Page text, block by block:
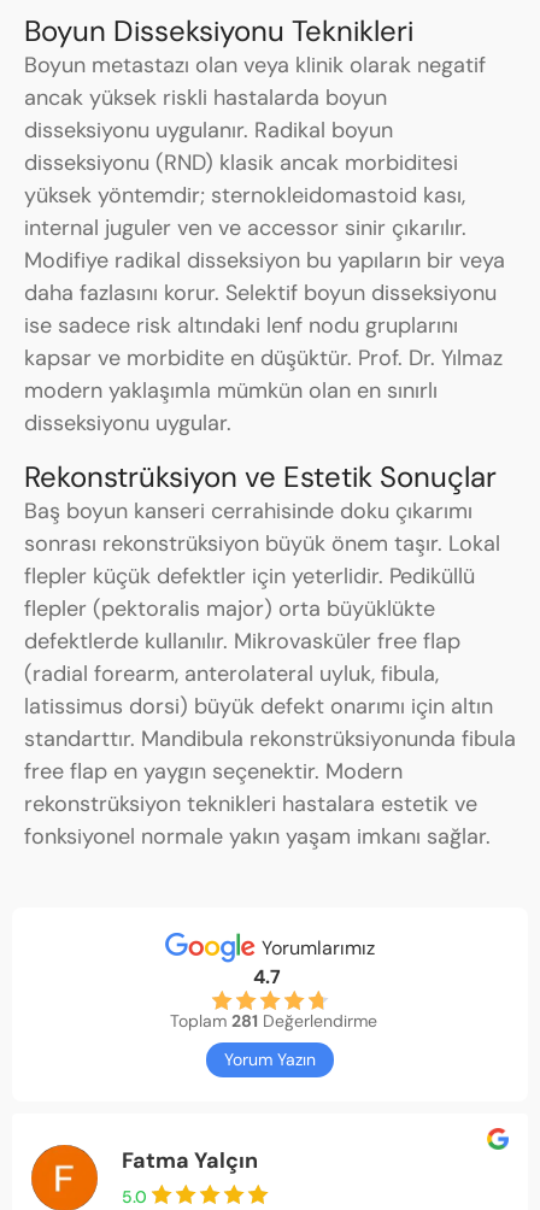
Boyun Disseksiyonu Teknikleri
Boyun metastazı olan veya klinik olarak negatif
ancak yüksek riskli hastalarda boyun
disseksiyonu uygulanır. Radikal boyun
disseksiyonu (RND) klasik ancak morbiditesi
yüksek yöntemdir; sternokleidomastoid kası,
internal juguler ven ve accessor sinir çıkarılır.
Modifiye radikal disseksiyon bu yapıların bir veya
daha fazlasını korur. Selektif boyun disseksiyonu
ise sadece risk altındaki lenf nodu gruplarını
kapsar ve morbidite en düşüktür. Prof. Dr. Yılmaz
modern yaklaşımla mümkün olan en sınırlı
disseksiyonu uygular.
Rekonstrüksiyon ve Estetik Sonuçlar
Baş boyun kanseri cerrahisinde doku çıkarımı
sonrası rekonstrüksiyon büyük önem taşır. Lokal
flepler küçük defektler için yeterlidir. Pediküllü
flepler (pektoralis major) orta büyüklükte
defektlerde kullanılır. Mikrovasküler free flap
(radial forearm, anterolateral uyluk, fibula,
latissimus dorsi) büyük defekt onarımı için altın
standarttır. Mandibula rekonstrüksiyonunda fibula
free flap en yaygın seçenektir. Modern
rekonstrüksiyon teknikleri hastalara estetik ve
fonksiyonel normale yakın yaşam imkanı sağlar.
Yorumlarımız
4.7
Toplam 281 Değerlendirme
Yorum Yazın
Fatma Yalçın
5.0